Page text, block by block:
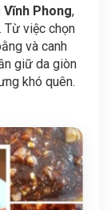
Phong,
Từ việc chọn
và canh
giữ da giòn
khó quên.